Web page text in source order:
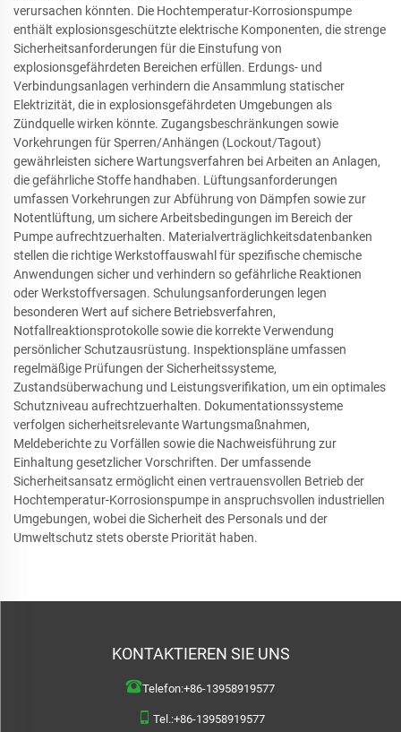
verursachen könnten. Die Hochtemperatur-Korrosionspumpe
enthält explosionsgeschützte elektrische Komponenten, die strenge
Sicherheitsanforderungen für die Einstufung von
explosionsgefährdeten Bereichen erfüllen. Erdungs- und
Verbindungsanlagen verhindern die Ansammlung statischer
Elektrizität, die in explosionsgefährdeten Umgebungen als
Zündquelle wirken könnte. Zugangsbeschränkungen sowie
Vorkehrungen für Sperren/Anhängen (Lockout/Tagout)
gewährleisten sichere Wartungsverfahren bei Arbeiten an Anlagen,
die gefährliche Stoffe handhaben. Lüftungsanforderungen
umfassen Vorkehrungen zur Abführung von Dämpfen sowie zur
Notentlüftung, um sichere Arbeitsbedingungen im Bereich der
Pumpe aufrechtzuerhalten. Materialverträglichkeitsdatenbanken
stellen die richtige Werkstoffauswahl für spezifische chemische
Anwendungen sicher und verhindern so gefährliche Reaktionen
oder Werkstoffversagen. Schulungsanforderungen legen
besonderen Wert auf sichere Betriebsverfahren,
Notfallreaktionsprotokolle sowie die korrekte Verwendung
persönlicher Schutzausrüstung. Inspektionspläne umfassen
regelmäßige Prüfungen der Sicherheitssysteme,
Zustandsüberwachung und Leistungsverifikation, um ein optimales
Schutzniveau aufrechtzuerhalten. Dokumentationssysteme
verfolgen sicherheitsrelevante Wartungsmaßnahmen,
Meldeberichte zu Vorfällen sowie die Nachweisführung zur
Einhaltung gesetzlicher Vorschriften. Der umfassende
Sicherheitsansatz ermöglicht einen vertrauensvollen Betrieb der
Hochtemperatur-Korrosionspumpe in anspruchsvollen industriellen
Umgebungen, wobei die Sicherheit des Personals und der
Umweltschutz stets oberste Priorität haben.
KONTAKTIEREN SIE UNS
Telefon:+86-13958919577
Tel.:+86-13958919577